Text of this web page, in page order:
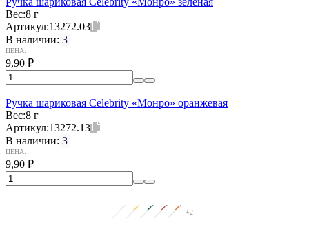
Вес:8 г
Артикул:13272.03
В наличии: 3
ЦЕНА:
9,90 ₽
Ручка шариковая Celebrity «Монро» оранжевая
Вес:8 г
Артикул:13272.13
В наличии: 3
ЦЕНА:
9,90 ₽
+2